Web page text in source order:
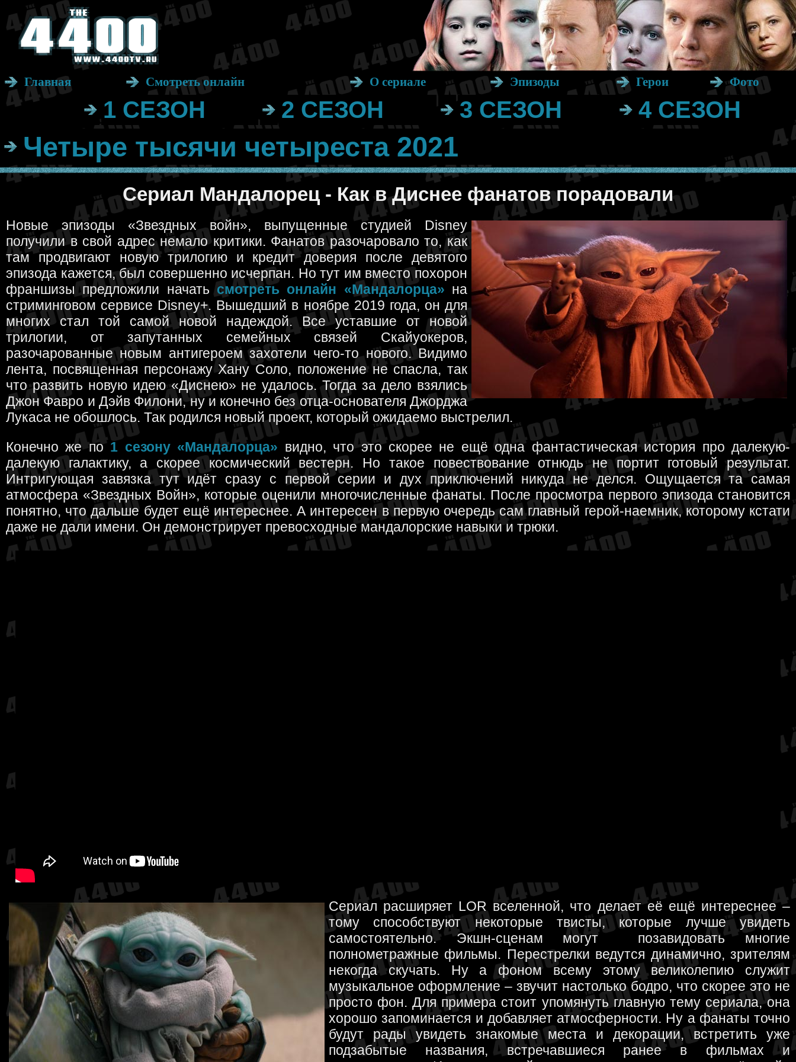
Главная Смотреть онлайн О сериале Эпизоды Герои Фото
1 СЕЗОН 2 СЕЗОН 3 СЕЗОН 4 СЕЗОН
Четыре тысячи четыреста 2021
Сериал Мандалорец - Как в Диснее фанатов порадовали
Новые эпизоды «Звездных войн», выпущенные студией Disney
получили в свой адрес немало критики. Фанатов разочаровало то, как
там продвигают новую трилогию и кредит доверия после девятого
эпизода кажется, был совершенно исчерпан. Но тут им вместо похорон
франшизы предложили начать смотреть онлайн «Мандалорца» на
стриминговом сервисе Disney+. Вышедший в ноябре 2019 года, он для
многих стал той самой новой надеждой. Все уставшие от новой
трилогии, от запутанных семейных связей Скайуокеров,
разочарованные новым антигероем захотели чего-то нового. Видимо
лента, посвященная персонажу Хану Соло, положение не спасла, так
что развить новую идею «Диснею» не удалось. Тогда за дело взялись
Джон Фавро и Дэйв Филони, ну и конечно без отца-основателя Джорджа
Лукаса не обошлось. Так родился новый проект, который ожидаемо выстрелил.
Конечно же по 1 сезону «Мандалорца» видно, что это скорее не ещё одна фантастическая история про далекую-
далекую галактику, а скорее космический вестерн. Но такое повествование отнюдь не портит готовый результат.
Интригующая завязка тут идёт сразу с первой серии и дух приключений никуда не делся. Ощущается та самая
атмосфера «Звездных Войн», которые оценили многочисленные фанаты. После просмотра первого эпизода становится
понятно, что дальше будет ещё интереснее. А интересен в первую очередь сам главный герой-наемник, которому кстати
даже не дали имени. Он демонстрирует превосходные мандалорские навыки и трюки.
Сериал расширяет LOR вселенной, что делает её ещё интереснее –
тому способствуют некоторые твисты, которые лучше увидеть
самостоятельно. Экшн-сценам могут позавидовать многие
полнометражные фильмы. Перестрелки ведутся динамично, зрителям
некогда скучать. Ну а фоном всему этому великолепию служит
музыкальное оформление – звучит настолько бодро, что скорее это не
просто фон. Для примера стоит упомянуть главную тему сериала, она
хорошо запоминается и добавляет атмосферности. Ну а фанаты точно
будут рады увидеть знакомые места и декорации, встретить уже
подзабытые названия, встречавшиеся ранее в фильмах и